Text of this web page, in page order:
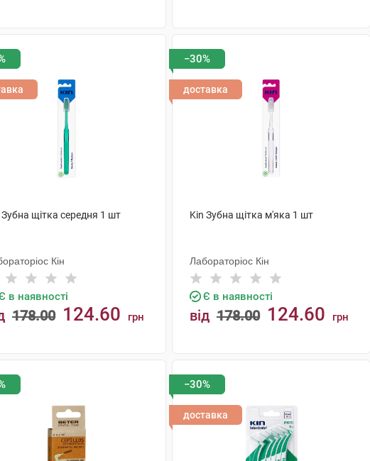
Зубна щітка середня 1 шт
Кін
в наявності
178.00 124.60 грн
−30%
доставка
Kin Зубна щітка м'яка 1 шт
Лабораторіос Кін
Є в наявності
від 178.00 124.60 грн
−30%
доставка